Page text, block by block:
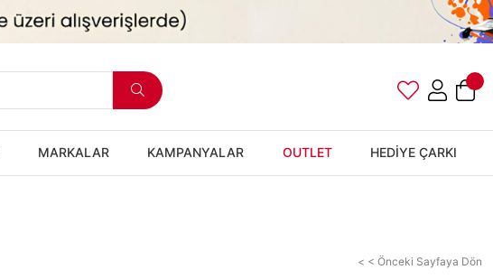
MARKALAR KAMPANYALAR OUTLET HEDİYE ÇARKI
< < Önceki Sayfaya Dön